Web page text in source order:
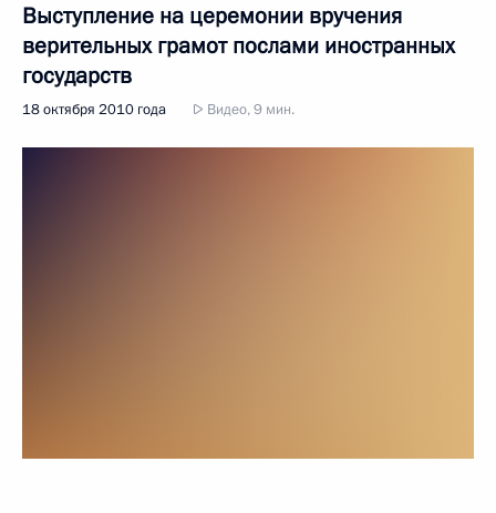
Выступление на церемонии вручения
верительных грамот послами иностранных
государств
18 октября 2010 года Видео, 9 мин.